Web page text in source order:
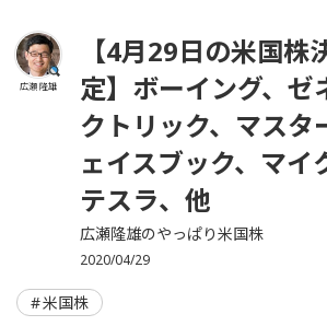
広瀬 隆雄
【4月29日の米国株
定】ボーイング、ゼ
クトリック、マスタ
ェイスブック、マイ
テスラ、他
広瀬隆雄のやっぱり米国株
2020/04/29
米国株